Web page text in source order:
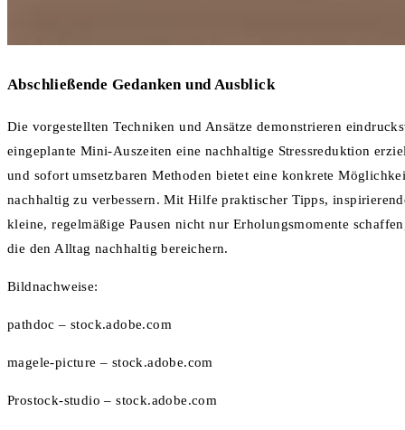
Abschließende Gedanken und Ausblick
Die vorgestellten Techniken und Ansätze demonstrieren
eingeplante Mini-Auszeiten eine nachhaltige Stressreduktion
und sofort umsetzbaren Methoden bietet eine konkrete
nachhaltig zu verbessern. Mit Hilfe praktischer Tipps,
kleine, regelmäßige Pausen nicht nur Erholungsmomente
die den Alltag nachhaltig bereichern.
Bildnachweise:
pathdoc – stock.adobe.com
magele-picture – stock.adobe.com
Prostock-studio – stock.adobe.com